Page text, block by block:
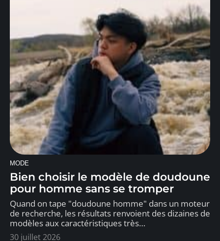
MODE
Bien choisir le modèle de doudoune
pour homme sans se tromper
Quand on tape "doudoune homme" dans un moteur
de recherche, les résultats renvoient des dizaines de
modèles aux caractéristiques très…
30 juillet 2026